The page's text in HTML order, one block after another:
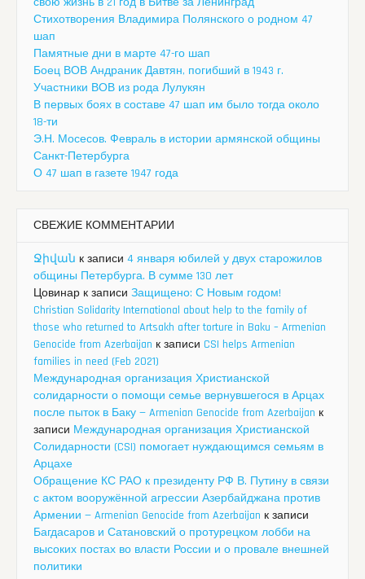
Стихотворения Владимира Полянского о родном 47
шап
Памятные дни в марте 47-го шап
Боец ВОВ Андраник Давтян, погибший в 1943 г.
Участники ВОВ из рода Лулукян
В первых боях в составе 47 шап им было тогда около
18-ти
Э.Н. Мосесов. Февраль в истории армянской общины
Санкт-Петербурга
О 47 шап в газете 1947 года
СВЕЖИЕ КОММЕНТАРИИ
Ջիվան к записи 4 января юбилей у двух старожилов
общины Петербурга. В сумме 130 лет
Цовинар к записи Защищено: С Новым годом!
Christian Solidarity International about help to the family of
those who returned to Artsakh after torture in Baku – Armenian
Genocide from Azerbaijan к записи CSI helps Armenian
families in need (Feb 2021)
Международная организация Христианской
солидарности о помощи семье вернувшегося в Арцах
после пыток в Баку — Armenian Genocide from Azerbaijan к
записи Международная организация Христианской
Солидарности (CSI) помогает нуждающимся семьям в
Арцахе
Обращение КС РАО к президенту РФ В. Путину в связи
с актом вооружённой агрессии Азербайджана против
Армении — Armenian Genocide from Azerbaijan к записи
Багдасаров и Сатановский о протурецком лобби на
высоких постах во власти России и о провале внешней
политики